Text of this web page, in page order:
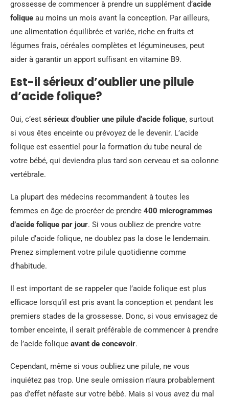
grossesse de commencer à prendre un supplément d’acide
folique au moins un mois avant la conception. Par ailleurs,
une alimentation équilibrée et variée, riche en fruits et
légumes frais, céréales complètes et légumineuses, peut
aider à garantir un apport suffisant en vitamine B9.
Est-il sérieux d’oublier une pilule
d’acide folique?
Oui, c’est sérieux d’oublier une pilule d’acide folique, surtout
si vous êtes enceinte ou prévoyez de le devenir. L’acide
folique est essentiel pour la formation du tube neural de
votre bébé, qui deviendra plus tard son cerveau et sa colonne
vertébrale.
La plupart des médecins recommandent à toutes les
femmes en âge de procréer de prendre 400 microgrammes
d’acide folique par jour. Si vous oubliez de prendre votre
pilule d’acide folique, ne doublez pas la dose le lendemain.
Prenez simplement votre pilule quotidienne comme
d’habitude.
Il est important de se rappeler que l’acide folique est plus
efficace lorsqu’il est pris avant la conception et pendant les
premiers stades de la grossesse. Donc, si vous envisagez de
tomber enceinte, il serait préférable de commencer à prendre
de l’acide folique avant de concevoir.
Cependant, même si vous oubliez une pilule, ne vous
inquiétez pas trop. Une seule omission n’aura probablement
pas d’effet néfaste sur votre bébé. Mais si vous avez du mal